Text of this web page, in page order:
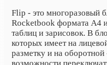
Flip - это многоразовый
Rocketbook формата А4
таблиц и зарисовок. В
которых имеет на
разметку и на